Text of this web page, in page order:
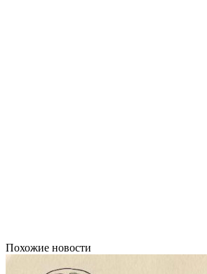
Похожие новости